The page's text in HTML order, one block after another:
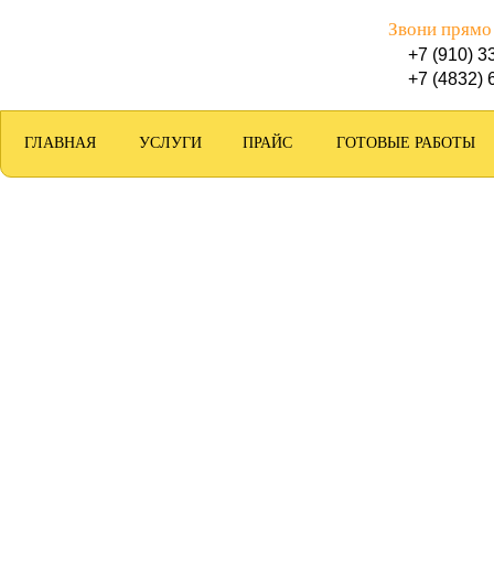
Звони
+7 (910)
+7 (4832)
ГЛАВНАЯ УСЛУГИ ПРАЙС ГОТОВЫЕ РАБОТЫ